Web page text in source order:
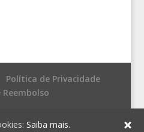
Política de Privacidade
Saiba mais.